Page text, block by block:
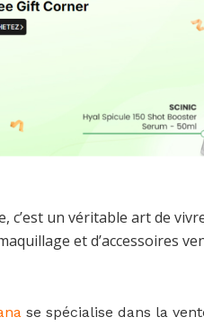
c’est un véritable art de
et d’accessoires
se spécialise dans la